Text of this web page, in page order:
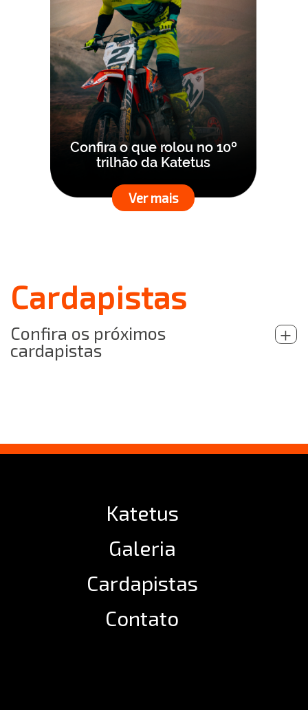
Confira o que rolou no 10º
trilhão da Katetus
Ver mais
Cardapistas
Confira os próximos
cardapistas
+
Katetus
Galeria
Cardapistas
Contato